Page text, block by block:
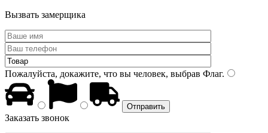
Вызвать замерщика
Пожалуйста, докажите, что вы человек, выбрав Флаг.
Заказать звонок